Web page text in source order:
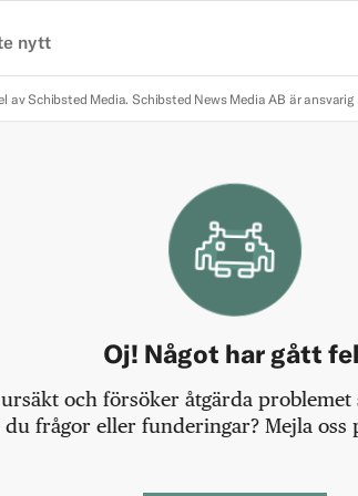
nytt
av Schibsted Media. Schibsted News Media AB är
Oj! Något har gått
och försöker åtgärda
du frågor eller funderingar? Mejla oss